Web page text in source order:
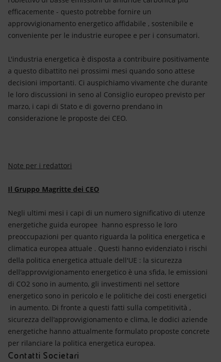
efficacemente - questo potrebbe fornire un
approvvigionamento energetico affidabile , sostenibile e
conveniente per le industrie europee e per i consumatori.
L'industria energetica è disposta a contribuire positivamente
a questo dibattito nei prossimi mesi quando sono attese
decisioni importanti. Ci auspichiamo vivamente che durante
le loro discussioni in seno al Consiglio europeo previsto per
marzo, i capi di Stato e di governo prendano in
considerazione le proposte dei CEO.
Note per i redattori
Il Gruppo Magritte dei CEO
Negli ultimi mesi i capi di un numero significativo di utenze
energetiche guida europee hanno espresso le loro
preoccupazioni per quanto riguarda la politica energetica e
climatica europea attuale . Questi hanno evidenziato i rischi
della politica energetica attuale dell'UE : la sicurezza
dell'approvvigionamento energetico è una sfida, le emissioni
di CO2 sono in aumento, gli investimenti nel settore
energetico sono in pericolo e le politiche dei costi energetici
in aumento. Di fronte a questi fatti sulla competitività ,
sicurezza dell'approvvigionamento e clima, le dodici aziende
energetiche hanno attualmente formulato proposte concrete
per rilanciare la politica energetica europea.
Contatti Societari